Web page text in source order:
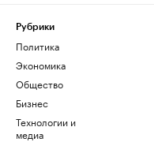
Рубрики
Политика
Экономика
Общество
Бизнес
Технологии и
медиа